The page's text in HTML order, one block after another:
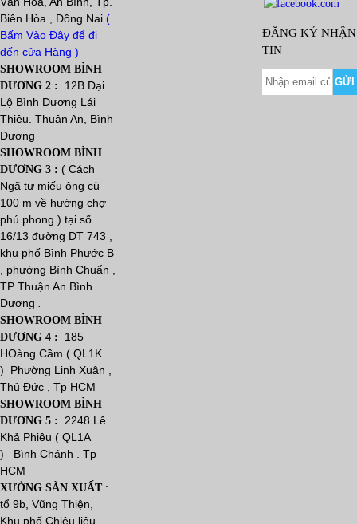
Biên Hòa , Đồng Nai (
Bấm Vào Đây để đi
đến cửa Hàng )
SHOWROOM BÌNH
DƯƠNG 2 :
12B Đại
Lộ Bình Dương Lái
Thiêu. Thuận An, Bình
Dương
SHOWROOM BÌNH
DƯƠNG 3 : ( Cách
Ngã tư miếu ông cù
100 m về hướng chợ
phú phong ) tại số
16/13 đường DT 743 ,
khu phố Bình Phước B
, phường Bình Chuẩn ,
TP Thuận An Bình
Dương
SHOWROOM BÌNH
DƯƠNG 4 :
185
HOàng Cầm ( QL1K
) Phường Linh Xuân ,
Thủ Đức , Tp HCM
SHOWROOM BÌNH
DƯƠNG 5 :
2248 Lê
Khả Phiêu ( QL1A
) Bình Chánh . Tp
HCM
XƯỞNG SÀN XUẤT:
tổ 9b, Vũng Thiện,
Khu phố Chiêu liêu ,
ĐĂNG KÝ NHẬN
TIN